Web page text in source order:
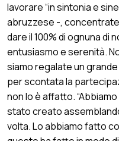
lavorare “in sintonia e
abruzzese -,
dare il 100% di ognuna di
entusiasmo e serenità.
siamo regalate un grande
per scontata la
non lo è affatto.
stato creato
volta. Lo abbiamo fatto